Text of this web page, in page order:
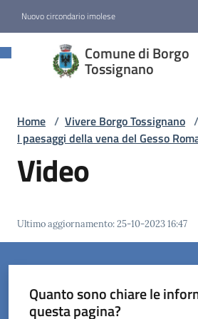
Nuovo circondario imolese
Comune di Borgo
Tossignano
Comune di
Borgo
Servizi
Vivere
Borgo
Tossignano
Home / Vivere Borgo Tossignano /
I paesaggi della vena del Gesso
Video
Ultimo aggiornamento:25-10-2023 16:47
Quanto sono chiare le
questa pagina?